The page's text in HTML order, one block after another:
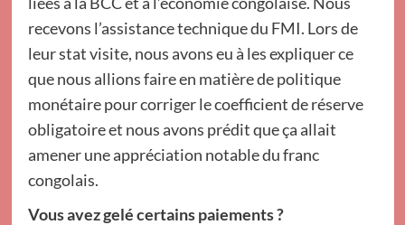
recevons l’assistance technique du FMI. Lors de
leur stat visite, nous avons eu à les expliquer ce
que nous allions faire en matière de politique
monétaire pour corriger le coefficient de réserve
obligatoire et nous avons prédit que ça allait
amener une appréciation notable du franc
congolais.
Vous avez gelé certains paiements ?